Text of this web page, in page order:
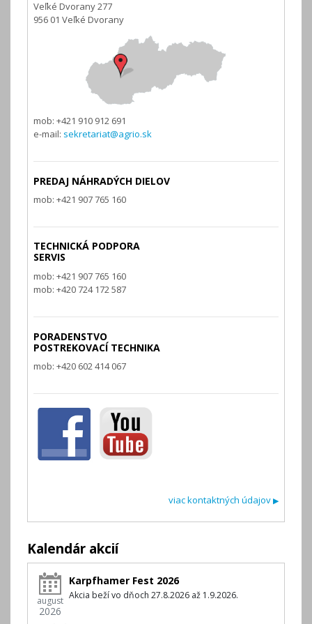
Veľké Dvorany 277
956 01 Veľké Dvorany
mob: +421 910 912 691
e-mail: sekretariat@agrio.sk
PREDAJ NÁHRADÝCH DIELOV
mob: +421 907 765 160
TECHNICKÁ PODPORA
SERVIS
mob: +421 907 765 160
mob: +420 724 172 587
PORADENSTVO
POSTREKOVACÍ TECHNIKA
mob: +420 602 414 067
viac kontaktných údajov ▶
Kalendár akcií
august
2026
Karpfhamer Fest 2026
Akcia beží vo dňoch 27.8.2026 až 1.9.2026.